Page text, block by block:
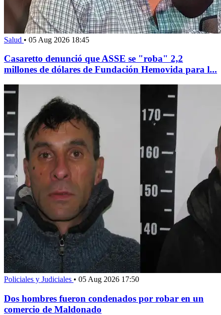
Salud • 05 Aug 2026 18:45
Casaretto denunció que ASSE se "roba" 2,2
millones de dólares de Fundación Hemovida para l...
Policiales y Judiciales • 05 Aug 2026 17:50
Dos hombres fueron condenados por robar en un
comercio de Maldonado